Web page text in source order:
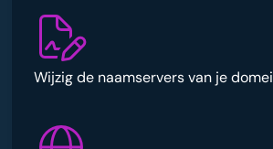
Wijzig de naamservers van je